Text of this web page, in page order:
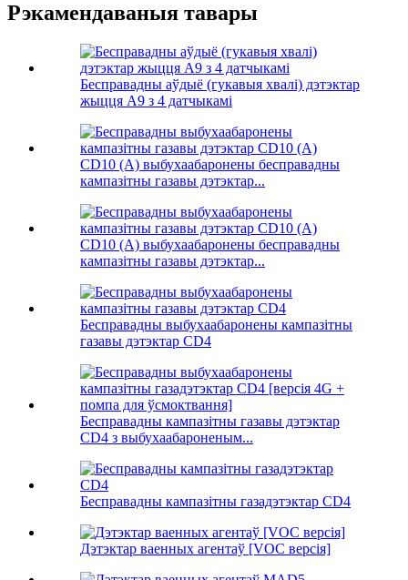
Рэкамендаваныя тавары
Бесправадны аўдыё (гукавыя хвалі) дэтэктар
жыцця A9 з 4 датчыкамі
CD10 (A) выбухаабаронены бесправадны
кампазітны газавы дэтэктар...
CD10 (A) выбухаабаронены бесправадны
кампазітны газавы дэтэктар...
Бесправадны выбухаабаронены кампазітны
газавы дэтэктар CD4
Бесправадны кампазітны газавы дэтэктар
CD4 з выбухаабароненым...
Бесправадны кампазітны газадэтэктар CD4
Дэтэктар ваенных агентаў [VOC версія]